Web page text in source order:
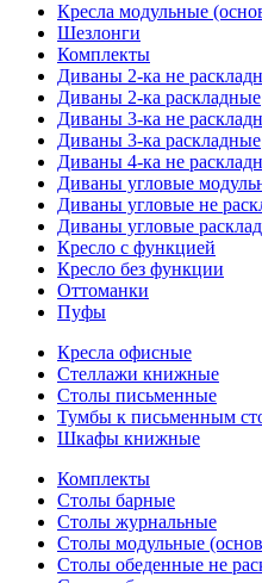
Кресла модульные
Шезлонги
Комплекты
Диваны 2-ка не
Диваны 2-ка раскладные
Диваны 3-ка не
Диваны 3-ка раскладные
Диваны 4-ка не
Диваны угловые
Диваны угловые не
Диваны угловые
Кресло с функцией
Кресло без функции
Оттоманки
Пуфы
Кресла офисные
Стеллажи книжные
Столы письменные
Тумбы к письменным
Шкафы книжные
Комплекты
Столы барные
Столы журнальные
Столы модульные
Столы обеденные не